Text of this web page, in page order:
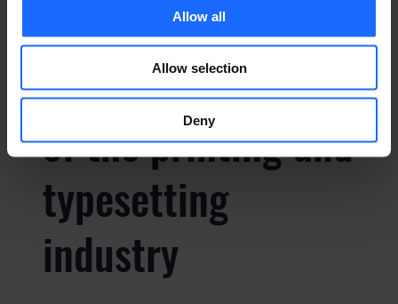
Allow all
Allow selection
Deny
Lorem Ipsum is
simply dummy text
of the printing and
typesetting
industry